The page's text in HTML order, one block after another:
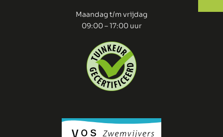
Maandag t/m vrijdag
09:00 – 17:00 uur